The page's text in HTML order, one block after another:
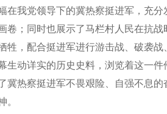
在我党领导下的冀热察挺进军，充
卷；同时也展示了马栏村人民在抗
牲，配合挺进军进行游击战、破袭战
动详实的历史史料，浏览着这一件
冀热察挺进军不畏艰险、自强不息
。